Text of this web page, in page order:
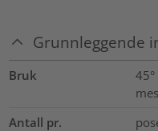
Grunnleggende
Bruk
Antall pr.